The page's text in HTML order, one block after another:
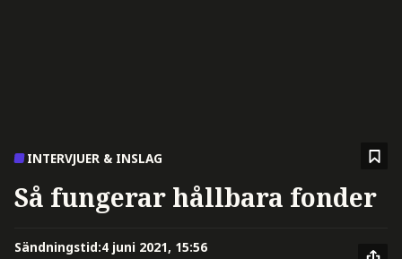
INTERVJUER & INSLAG
Så fungerar hållbara fonder
Sändningstid:4 juni 2021, 15:56